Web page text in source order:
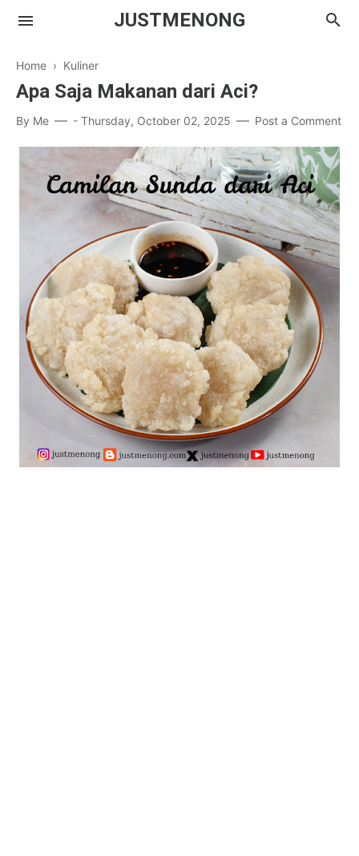
JUSTMENONG
Menong
Contact
Home › Kuliner
Apa Saja Makanan dari Aci?
By Me - Thursday, October 02, 2025 Post a Comment